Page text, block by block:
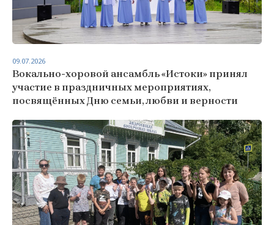
Вокально-хоровой ансамбль «Истоки» принял
участие в праздничных мероприятиях,
посвящённых Дню семьи, любви и верности
09.07.2026